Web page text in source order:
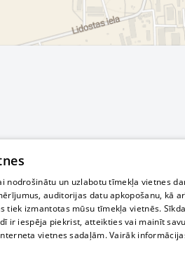
nodrošinātu un uzlabotu tīmekļa vietnes
auditorijas datu apkopošanu, kā
tiek izmantotas mūsu tīmekļa vietnēs.
ir iespēja piekrist, atteikties vai mainīt
vietnes sadaļām. Vairāk